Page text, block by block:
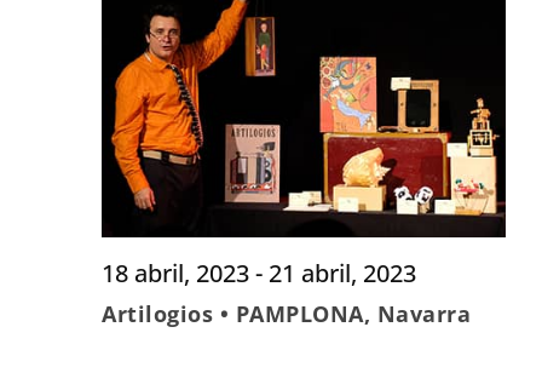
18 abril, 2023- 21 abril, 2023
Artilogios • PAMPLONA, Navarra